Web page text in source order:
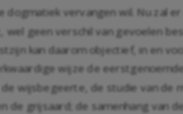
vervangen wil. Nu zal
geen verschil van gevoelen
kan daarom objectief, in en
wijze de
wijsbegeerte, de studie van de
de grijsaard; de samenhang